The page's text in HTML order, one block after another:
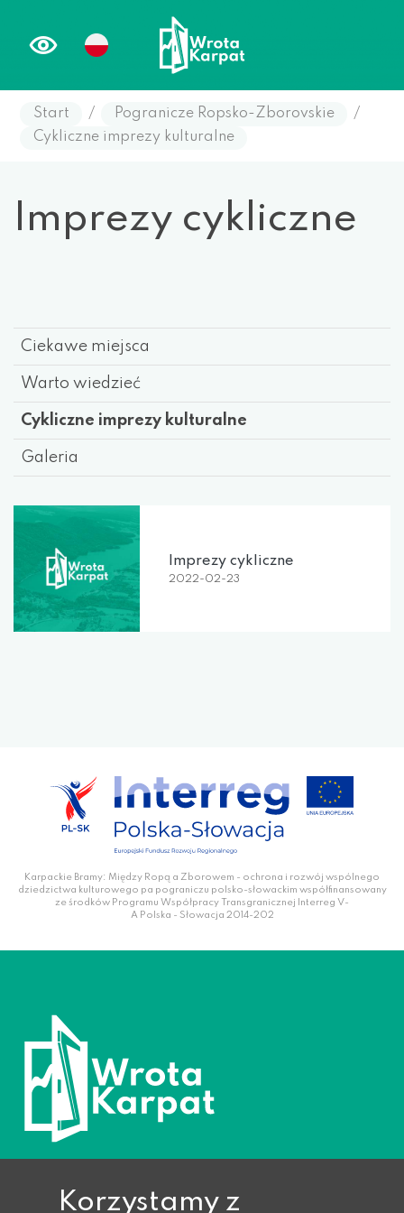
Start / Pogranicze Ropsko-Zborovskie
/
Cykliczne imprezy kulturalne
Imprezy cykliczne
Ciekawe miejsca
Warto wiedzieć
Cykliczne imprezy kulturalne
Galeria
Imprezy cykliczne
2022-02-23
Karpackie Bramy: Między Ropą a Zborowem - ochrona i rozwój wspólnego
dziedzictwa kulturowego pa pograniczu polsko-słowackim współfinansowany
ze środków Programu Współpracy Transgranicznej Interreg V-
A Polska - Słowacja 2014-202
Korzystamy z